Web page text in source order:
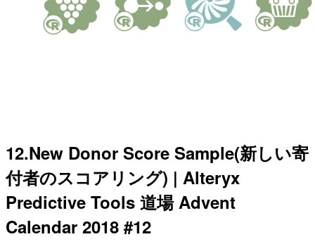
12.New Donor Score Sample(新しい寄
付者のスコアリング) | Alteryx
Predictive Tools 道場 Advent
Calendar 2018 #12